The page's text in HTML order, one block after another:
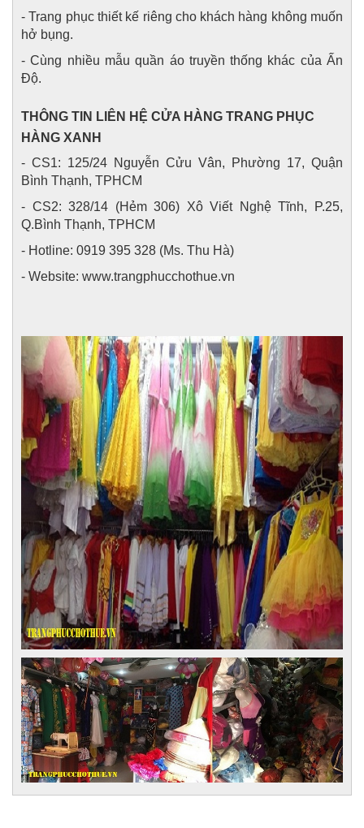
- Trang phục thiết kế riêng cho khách hàng không muốn
hở bụng.
- Cùng nhiều mẫu quần áo truyền thống khác của Ấn
Độ.
THÔNG TIN LIÊN HỆ CỬA HÀNG TRANG PHỤC
HÀNG XANH
- CS1: 125/24 Nguyễn Cửu Vân, Phường 17, Quận
Bình Thạnh, TPHCM
- CS2: 328/14 (Hẻm 306) Xô Viết Nghệ Tĩnh, P.25,
Q.Bình Thạnh, TPHCM
- Hotline: 0919 395 328 (Ms. Thu Hà)
- Website: www.trangphucchothue.vn